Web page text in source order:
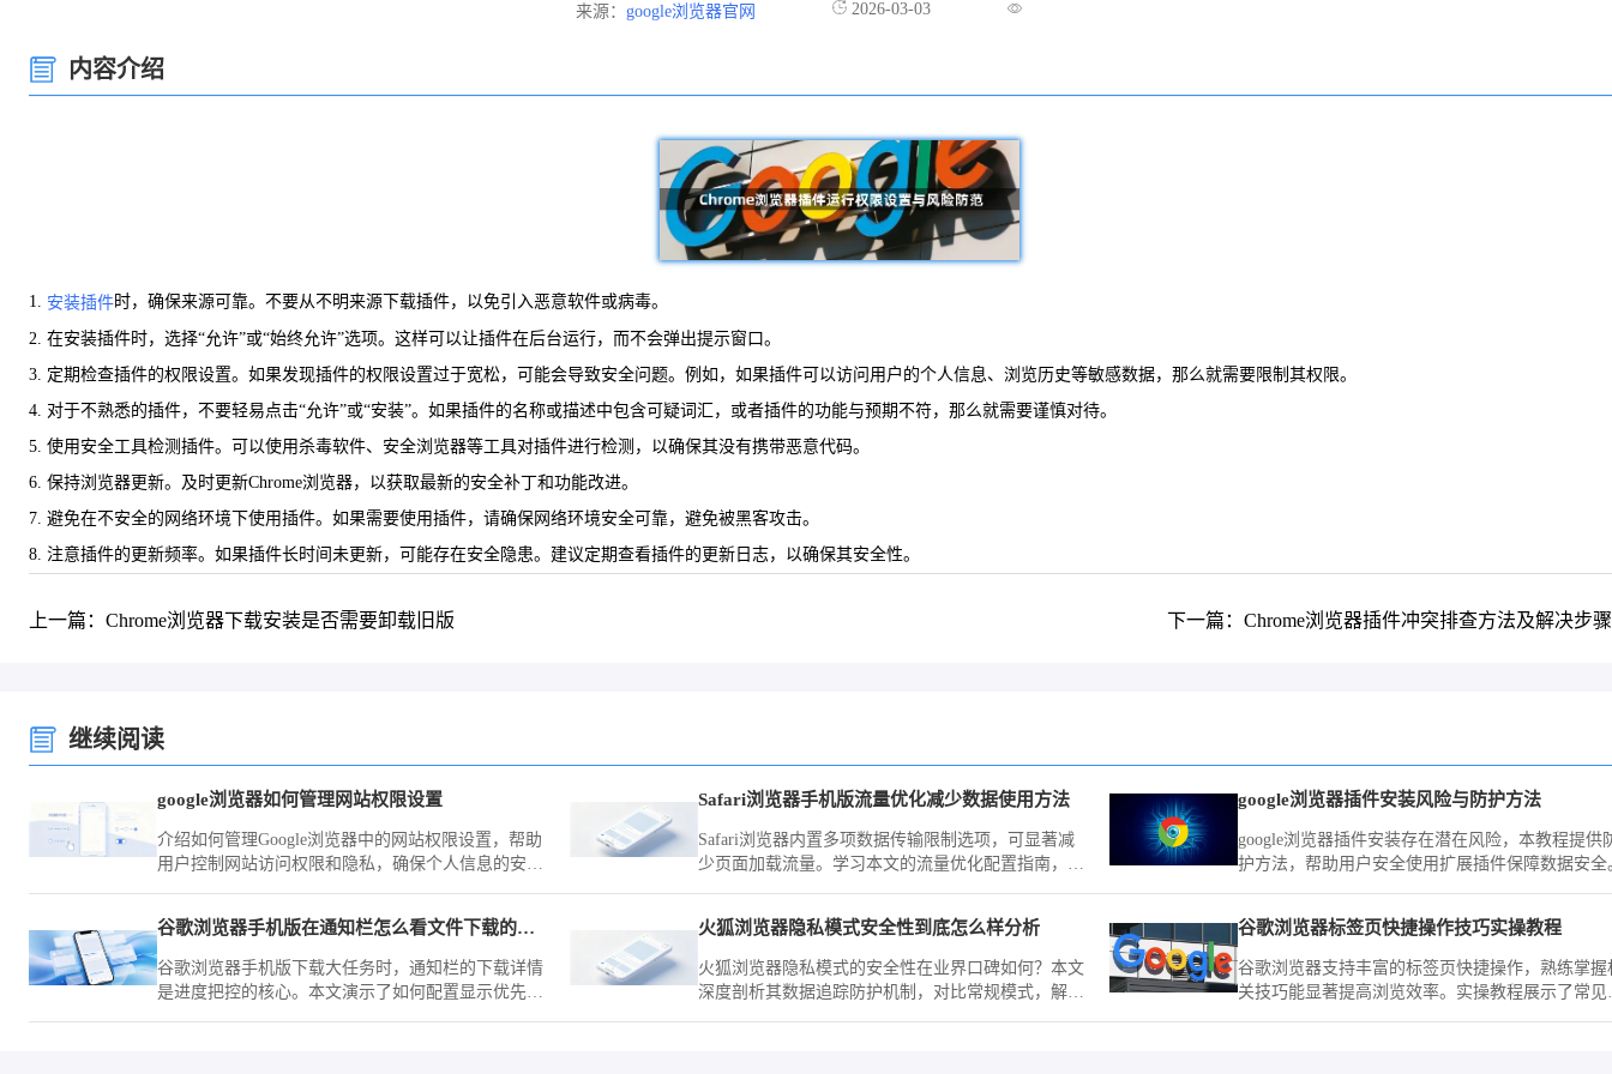
来源： google浏览器官网 2026-03-03
内容介绍
1. 安装插件时，确保来源可靠。不要从不明来源下载插件，以免引入恶意软件或病毒。
2. 在安装插件时，选择“允许”或“始终允许”选项。这样可以让插件在后台运行，而不会弹出提示窗口。
3. 定期检查插件的权限设置。如果发现插件的权限设置过于宽松，可能会导致安全问题。例如，如果插件可以访问用户的个人信息、浏览历史等敏感数据，那么就需要限制其权限。
4. 对于不熟悉的插件，不要轻易点击“允许”或“安装”。如果插件的名称或描述中包含可疑词汇，或者插件的功能与预期不符，那么就需要谨慎对待。
5. 使用安全工具检测插件。可以使用杀毒软件、安全浏览器等工具对插件进行检测，以确保其没有携带恶意代码。
6. 保持浏览器更新。及时更新Chrome浏览器，以获取最新的安全补丁和功能改进。
7. 避免在不安全的网络环境下使用插件。如果需要使用插件，请确保网络环境安全可靠，避免被黑客攻击。
8. 注意插件的更新频率。如果插件长时间未更新，可能存在安全隐患。建议定期查看插件的更新日志，以确保其安全性。
上一篇：Chrome浏览器下载安装是否需要卸载旧版 下一篇：Chrome浏览器插件冲突排查方法及解决步
继续阅读
google浏览器如何管理网站权限设置
介绍如何管理Google浏览器中的网站权限设置，帮助
用户控制网站访问权限和隐私，确保个人信息的安
Safari浏览器手机版流量优化减少数据使用方法
Safari浏览器内置多项数据传输限制选项，可显著减
少页面加载流量。学习本文的流量优化配置指南，精
google浏览器插件安装风险与防护方法
google浏览器插件安装存在潜在风险，本教程提供
护方法，帮助用户安全使用扩展插件保障数据安全
谷歌浏览器手机版在通知栏怎么看文件下载的具体百分比
谷歌浏览器手机版下载大任务时，通知栏的下载详情
是进度把控的核心。本文演示了如何配置显示优先
火狐浏览器隐私模式安全性到底怎么样分析
火狐浏览器隐私模式的安全性在业界口碑如何？本文
深度剖析其数据追踪防护机制，对比常规模式，解析
谷歌浏览器标签页快捷操作技巧实操教程
谷歌浏览器支持丰富的标签页快捷操作，熟练掌握
关技巧能显著提高浏览效率。实操教程展示了常见